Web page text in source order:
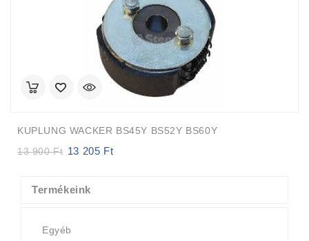
KUPLUNG WACKER BS45Y BS52Y BS60Y
13 900Ft
Original
13
13 205 Ft
Termékeink
Egyéb